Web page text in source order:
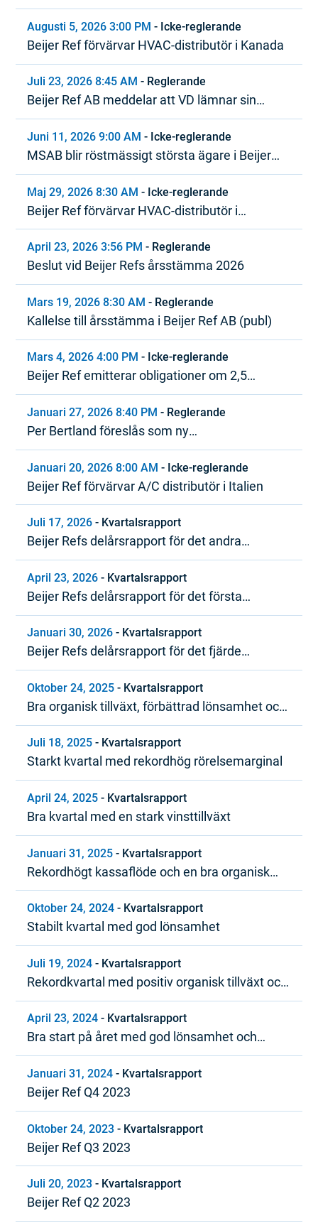
Augusti 5, 2026 3:00 PM - Icke-reglerande
Beijer Ref förvärvar HVAC-distributör i Kanada
Juli 23, 2026 8:45 AM - Reglerande
Beijer Ref AB meddelar att VD lämnar sin
tjänst
Juni 11, 2026 9:00 AM - Icke-reglerande
MSAB blir röstmässigt största ägare i Beijer
Ref
Maj 29, 2026 8:30 AM - Icke-reglerande
Beijer Ref förvärvar HVAC-distributör i
Nordamerika
April 23, 2026 3:56 PM - Reglerande
Beslut vid Beijer Refs årsstämma 2026
Mars 19, 2026 8:30 AM - Reglerande
Kallelse till årsstämma i Beijer Ref AB (publ)
Mars 4, 2026 4:00 PM - Icke-reglerande
Beijer Ref emitterar obligationer om 2,5
miljarder SEK inom ramen för MTN-program
Januari 27, 2026 8:40 PM - Reglerande
Per Bertland föreslås som ny
styrelseordförande i Beijer Ref
Januari 20, 2026 8:00 AM - Icke-reglerande
Beijer Ref förvärvar A/C distributör i Italien
Juli 17, 2026 - Kvartalsrapport
Beijer Refs delårsrapport för det andra
kvartalet 2026
April 23, 2026 - Kvartalsrapport
Beijer Refs delårsrapport för det första
kvartalet 2026
Januari 30, 2026 - Kvartalsrapport
Beijer Refs delårsrapport för det fjärde
kvartalet och bokslutskommuniké 2025
Oktober 24, 2025 - Kvartalsrapport
Bra organisk tillväxt, förbättrad lönsamhet och
starkt kassaflöde
Juli 18, 2025 - Kvartalsrapport
Starkt kvartal med rekordhög rörelsemarginal
April 24, 2025 - Kvartalsrapport
Bra kvartal med en stark vinsttillväxt
Januari 31, 2025 - Kvartalsrapport
Rekordhögt kassaflöde och en bra organisk
tillväxttrend under 2024
Oktober 24, 2024 - Kvartalsrapport
Stabilt kvartal med god lönsamhet
Juli 19, 2024 - Kvartalsrapport
Rekordkvartal med positiv organisk tillväxt och
stark lönsamhet
April 23, 2024 - Kvartalsrapport
Bra start på året med god lönsamhet och
positivt kassaflöde
Januari 31, 2024 - Kvartalsrapport
Beijer Ref Q4 2023
Oktober 24, 2023 - Kvartalsrapport
Beijer Ref Q3 2023
Juli 20, 2023 - Kvartalsrapport
Beijer Ref Q2 2023